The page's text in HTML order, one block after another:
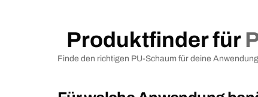
Produktfinder für
Finde den richtigen PU-Schaum für deine Anwendung